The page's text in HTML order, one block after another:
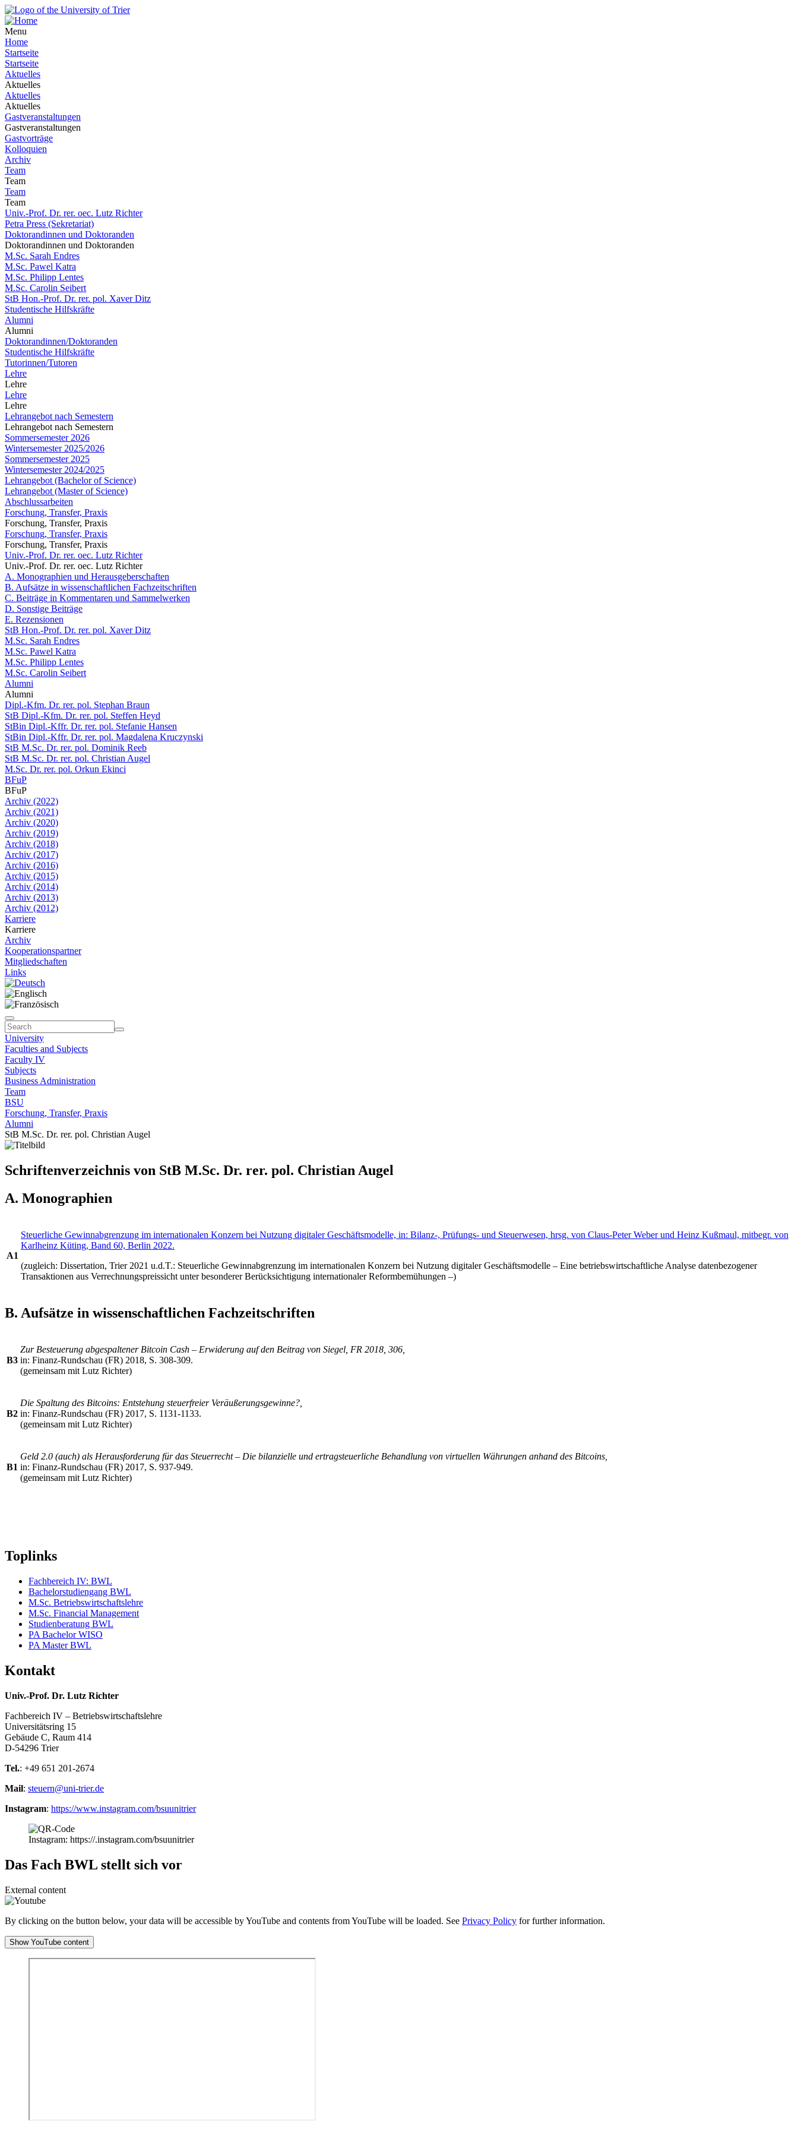
Menu
Home
Startseite
Startseite
Aktuelles
Aktuelles
Aktuelles
Aktuelles
Gastveranstaltungen
Gastveranstaltungen
Gastvorträge
Kolloquien
Archiv
Team
Team
Team
Team
Univ.-Prof. Dr. rer. oec. Lutz Richter
Petra Press (Sekretariat)
Doktorandinnen und Doktoranden
Doktorandinnen und Doktoranden
M.Sc. Sarah Endres
M.Sc. Pawel Katra
M.Sc. Philipp Lentes
M.Sc. Carolin Seibert
StB Hon.-Prof. Dr. rer. pol. Xaver Ditz
Studentische Hilfskräfte
Alumni
Alumni
Doktorandinnen/Doktoranden
Studentische Hilfskräfte
Tutorinnen/Tutoren
Lehre
Lehre
Lehre
Lehre
Lehrangebot nach Semestern
Lehrangebot nach Semestern
Sommersemester 2026
Wintersemester 2025/2026
Sommersemester 2025
Wintersemester 2024/2025
Lehrangebot (Bachelor of Science)
Lehrangebot (Master of Science)
Abschlussarbeiten
Forschung, Transfer, Praxis
Forschung, Transfer, Praxis
Forschung, Transfer, Praxis
Forschung, Transfer, Praxis
Univ.-Prof. Dr. rer. oec. Lutz Richter
Univ.-Prof. Dr. rer. oec. Lutz Richter
A. Monographien und Herausgeberschaften
B. Aufsätze in wissenschaftlichen Fachzeitschriften
C. Beiträge in Kommentaren und Sammelwerken
D. Sonstige Beiträge
E. Rezensionen
StB Hon.-Prof. Dr. rer. pol. Xaver Ditz
M.Sc. Sarah Endres
M.Sc. Pawel Katra
M.Sc. Philipp Lentes
M.Sc. Carolin Seibert
Alumni
Alumni
Dipl.-Kfm. Dr. rer. pol. Stephan Braun
StB Dipl.-Kfm. Dr. rer. pol. Steffen Heyd
StBin Dipl.-Kffr. Dr. rer. pol. Stefanie Hansen
StBin Dipl.-Kffr. Dr. rer. pol. Magdalena Kruczynski
StB M.Sc. Dr. rer. pol. Dominik Reeb
StB M.Sc. Dr. rer. pol. Christian Augel
M.Sc. Dr. rer. pol. Orkun Ekinci
BFuP
BFuP
Archiv (2022)
Archiv (2021)
Archiv (2020)
Archiv (2019)
Archiv (2018)
Archiv (2017)
Archiv (2016)
Archiv (2015)
Archiv (2014)
Archiv (2013)
Archiv (2012)
Karriere
Karriere
Archiv
Kooperationspartner
Mitgliedschaften
Links
University
Faculties and Subjects
Faculty IV
Subjects
Business Administration
Team
BSU
Forschung, Transfer, Praxis
Alumni
StB M.Sc. Dr. rer. pol. Christian Augel
Schriftenverzeichnis von StB M.Sc. Dr. rer. pol. Christian Augel
A. Monographien
A1
Steuerliche Gewinnabgrenzung im internationalen Konzern bei Nutzung digitaler Geschäftsmodelle, in: Bilanz-, Prüfungs- und Steuerwesen, hrsg. von Claus-Peter Weber und Heinz Kußmaul, mitbegr. von
Karlheinz Küting, Band 60, Berlin 2022.
(zugleich: Dissertation, Trier 2021 u.d.T.: Steuerliche Gewinnabgrenzung im internationalen Konzern bei Nutzung digitaler Geschäftsmodelle – Eine betriebswirtschaftliche Analyse datenbezogener
Transaktionen aus Verrechnungspreissicht unter besonderer Berücksichtigung internationaler Reformbemühungen –)
B. Aufsätze in wissenschaftlichen Fachzeitschriften
B3
Zur Besteuerung abgespaltener Bitcoin Cash – Erwiderung auf den Beitrag von Siegel, FR 2018, 306,
in: Finanz-Rundschau (FR) 2018, S. 308-309.
(gemeinsam mit Lutz Richter)
B2
Die Spaltung des Bitcoins: Entstehung steuerfreier Veräußerungsgewinne?,
in: Finanz-Rundschau (FR) 2017, S. 1131-1133.
(gemeinsam mit Lutz Richter)
B1
Geld 2.0 (auch) als Herausforderung für das Steuerrecht – Die bilanzielle und ertragsteuerliche Behandlung von virtuellen Währungen anhand des Bitcoins,
in: Finanz-Rundschau (FR) 2017, S. 937-949.
(gemeinsam mit Lutz Richter)
Toplinks
Fachbereich IV: BWL
Bachelorstudiengang BWL
M.Sc. Betriebswirtschaftslehre
M.Sc. Financial Management
Studienberatung BWL
PA Bachelor WISO
PA Master BWL
Kontakt
Univ.-Prof. Dr. Lutz Richter
Fachbereich IV – Betriebswirtschaftslehre
Universitätsring 15
Gebäude C, Raum 414
D-54296 Trier
Tel.: +49 651 201-2674
Mail: steuern@uni-trier.de
Instagram: https://www.instagram.com/bsuunitrier
Instagram: https://.instagram.com/bsuunitrier
Das Fach BWL stellt sich vor
External content
By clicking on the button below, your data will be accessible by YouTube and contents from YouTube will be loaded. See Privacy Policy for further information.
Show YouTube content